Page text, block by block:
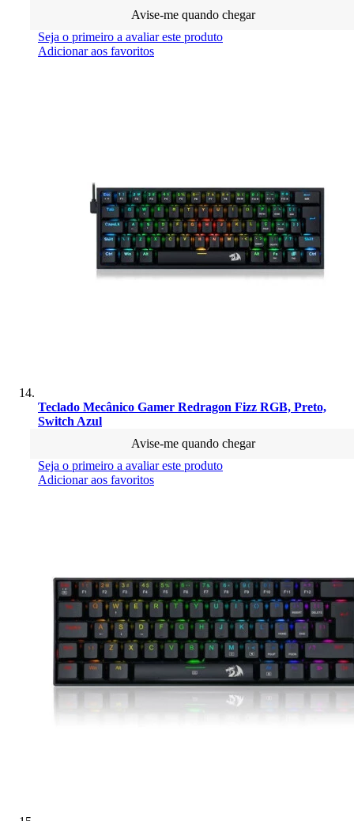
Avise-me quando chegar
Seja o primeiro a avaliar este produto
Adicionar aos favoritos
Teclado Mecânico Gamer Redragon Fizz RGB, Preto,
Switch Azul
Avise-me quando chegar
Seja o primeiro a avaliar este produto
Adicionar aos favoritos